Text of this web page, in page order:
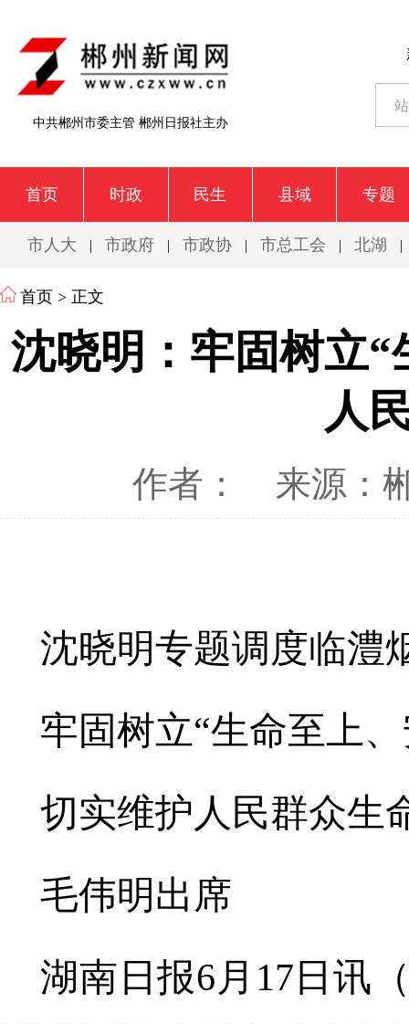
中共郴州市委主管 郴州日报社主办
首页 时政 民生 县域 专题
市人大 | 市政府 | 市政协 | 市总工会 | 北湖 |
首页 > 正文
沈晓明：牢固树立“
人
作者： 来源：
沈晓明专题调度临澧
牢固树立“生命至上
切实维护人民群众生
毛伟明出席
湖南日报6月17日讯